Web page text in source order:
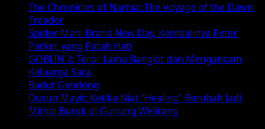
Klasik
Tak
Pernah
Kehilangan
Pesonanya
The Chronicles of Narnia: The Voyage of the Dawn
Treader
Spider-Man: Brand New Day, Kembalinya Peter
Parker yang Patah Hati
GOBLIN 2: Teror Lama Bangkit dan Mengancam
Keluarga Sara
Badut Gendong
Dusun Mayit: Ketika Niat “Healing” Berubah Jadi
Mimpi Buruk di Gunung Welirang